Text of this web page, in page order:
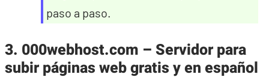
paso a paso.
3. 000webhost.com – Servidor para
subir páginas web gratis y en español